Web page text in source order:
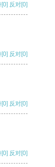
[0] 反对[0]
[0] 反对[0]
[0] 反对[0]
[0] 反对[0]